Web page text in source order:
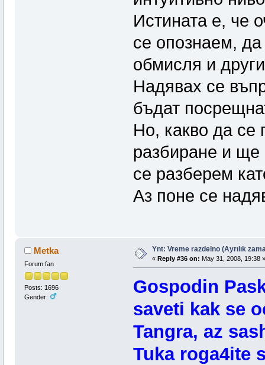
Истината е, че
се опознаем,
обмисля и
Надявах се
бъдат
Но, какво да се
разбиране и
се разберем
Аз поне се
Metka
Forum fan
Posts: 1696
Gender:
Ynt: Vreme razdelno (Ayrılık
« Reply #36 on: May 31, 2008, 19:38 »
Gospodin
saveti kak se
Tangra, az
Tuka roga4ite